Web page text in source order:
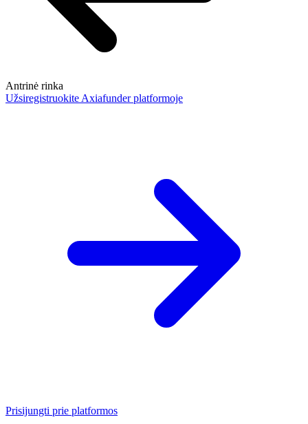
Antrinė rinka
Užsiregistruokite Axiafunder platformoje
Prisijungti prie platformos